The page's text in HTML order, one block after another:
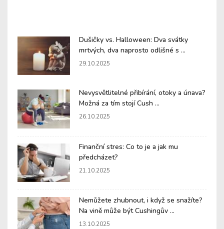
Dušičky vs. Halloween: Dva svátky
mrtvých, dva naprosto odlišné s ...
29.10.2025
Nevysvětlitelné přibírání, otoky a únava?
Možná za tím stojí Cush ...
26.10.2025
Finanční stres: Co to je a jak mu
předcházet?
21.10.2025
Nemůžete zhubnout, i když se snažíte?
Na vině může být Cushingův ...
13.10.2025